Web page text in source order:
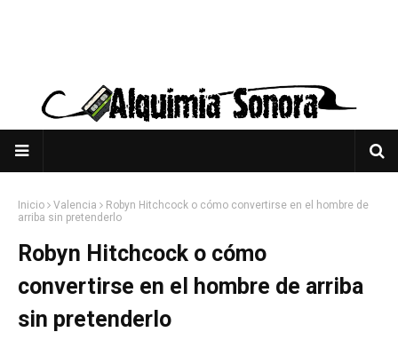
Inicio Valencia
Robyn Hitchcock o cómo convertirse en el hombre de
arriba sin pretenderlo
Robyn Hitchcock o cómo
convertirse en el hombre de arriba
sin pretenderlo